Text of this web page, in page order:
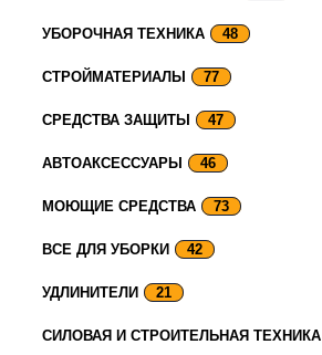
УБОРОЧНАЯ ТЕХНИКА 48
СТРОЙМАТЕРИАЛЫ 77
СРЕДСТВА ЗАЩИТЫ 47
АВТОАКСЕССУАРЫ 46
МОЮЩИЕ СРЕДСТВА 73
ВСЕ ДЛЯ УБОРКИ 42
УДЛИНИТЕЛИ 21
СИЛОВАЯ И СТРОИТЕЛЬНАЯ ТЕХНИКА